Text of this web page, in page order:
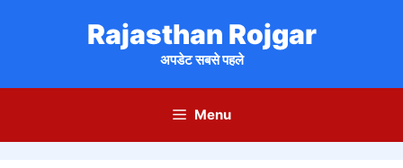
Rajasthan Rojgar
अपडेट सबसे पहले
Menu